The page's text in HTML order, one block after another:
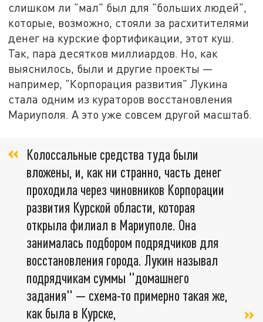
слишком ли "мал" был для "больших людей",
которые, возможно, стояли за расхитителями
денег на курские фортификации, этот куш.
Так, пара десятков миллиардов. Но, как
выяснилось, были и другие проекты —
например, "Корпорация развития" Лукина
стала одним из кураторов восстановления
Мариуполя. А это уже совсем другой масштаб.
Колоссальные средства туда были
вложены, и, как ни странно, часть денег
проходила через чиновников Корпорации
развития Курской области, которая
открыла филиал в Мариуполе. Она
занималась подбором подрядчиков для
восстановления города. Лукин называл
подрядчикам суммы "домашнего
задания" — схема-то примерно такая же,
как была в Курске,